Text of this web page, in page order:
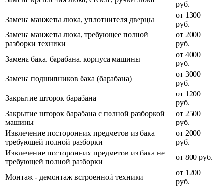
руб.
Замена манжеты люка, уплотнителя дверцы
от 1300
руб.
Замена манжеты люка, требующее полной
разборки техники
от 2000
руб.
Замена бака, барабана, корпуса машины
от 4000
руб.
Замена подшипников бака (барабана)
от 3000
руб.
Закрытие шторок барабана
от 1200
руб.
Закрытие шторок барабана с полной разборкой
машины
от 2500
руб.
Извлечение посторонних предметов из бака
требующей полной разборки
от 2000
руб.
Извлечение посторонних предметов из бака не
требующей полной разборки
от 800 руб.
Монтаж - демонтаж встроенной техники
от 1200
руб.